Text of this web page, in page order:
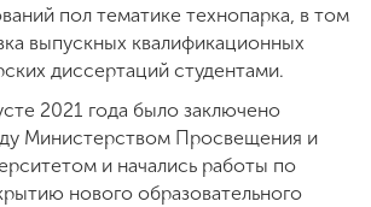
пол тематике технопарка, в том
выпускных квалификационных
диссертаций студентами.
2021 года было заключено
Министерством Просвещения и
и начались работы по
нового образовательного